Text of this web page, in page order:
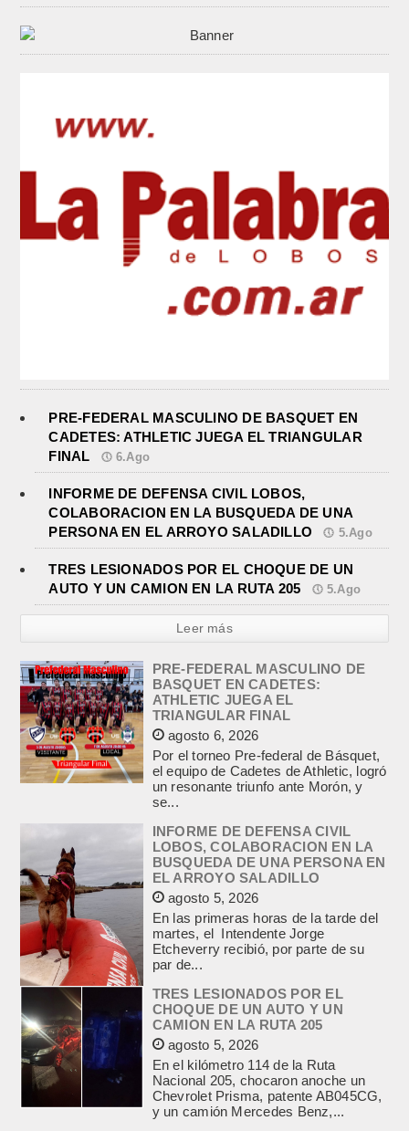
PRE-FEDERAL MASCULINO DE BASQUET EN
CADETES: ATHLETIC JUEGA EL TRIANGULAR
FINAL
6.Ago
INFORME DE DEFENSA CIVIL LOBOS,
COLABORACION EN LA BUSQUEDA DE UNA
PERSONA EN EL ARROYO SALADILLO
5.Ago
TRES LESIONADOS POR EL CHOQUE DE UN
AUTO Y UN CAMION EN LA RUTA 205
5.Ago
Leer más
PRE-FEDERAL MASCULINO DE
BASQUET EN CADETES:
ATHLETIC JUEGA EL
TRIANGULAR FINAL
agosto 6, 2026
Por el torneo Pre-federal de Básquet,
el equipo de Cadetes de Athletic, logró
un resonante triunfo ante Morón, y
se...
INFORME DE DEFENSA CIVIL
LOBOS, COLABORACION EN LA
BUSQUEDA DE UNA PERSONA EN
EL ARROYO SALADILLO
agosto 5, 2026
En las primeras horas de la tarde del
martes, el Intendente Jorge
Etcheverry recibió, por parte de su
par de...
TRES LESIONADOS POR EL
CHOQUE DE UN AUTO Y UN
CAMION EN LA RUTA 205
agosto 5, 2026
En el kilómetro 114 de la Ruta
Nacional 205, chocaron anoche un
Chevrolet Prisma, patente AB045CG,
y un camión Mercedes Benz,...